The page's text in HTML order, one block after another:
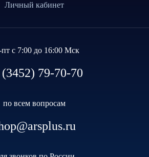
Личный кабинет
с 7:00 до 16:00 Мск
79-70-70
по всем вопросам